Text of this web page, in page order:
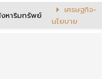
หาริมทรัพย์
เศรษฐกิจ-
นโยบาย